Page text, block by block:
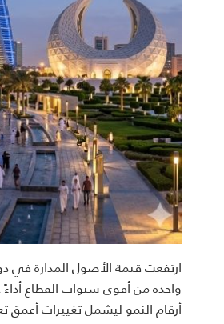
واحدة من أقوى سنوات القطاع أداءً
أرقام النمو ليشمل تغييرات أعمق